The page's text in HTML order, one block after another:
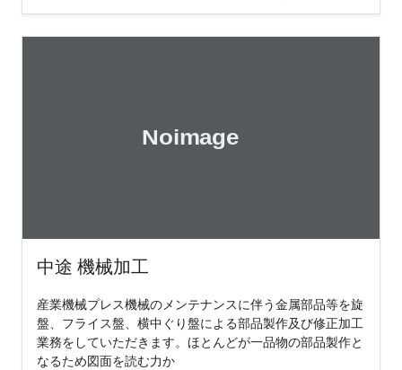
中途 機械加工
産業機械プレス機械のメンテナンスに伴う金属部品等を旋
盤、フライス盤、横中ぐり盤による部品製作及び修正加工
業務をしていただきます。ほとんどが一品物の部品製作と
なるため図面を読む力か